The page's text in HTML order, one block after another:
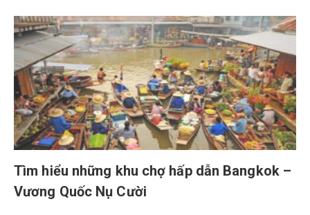
Tìm hiểu những khu chợ hấp dẫn Bangkok –
Vương Quốc Nụ Cười